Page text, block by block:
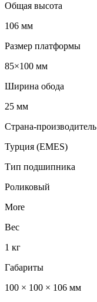
Общая высота
106 мм
Размер платформы
85×100 мм
Ширина обода
25 мм
Страна-производитель
Турция (EMES)
Тип подшипника
Роликовый
More
Вес
1 кг
Габариты
100 × 100 × 106 мм